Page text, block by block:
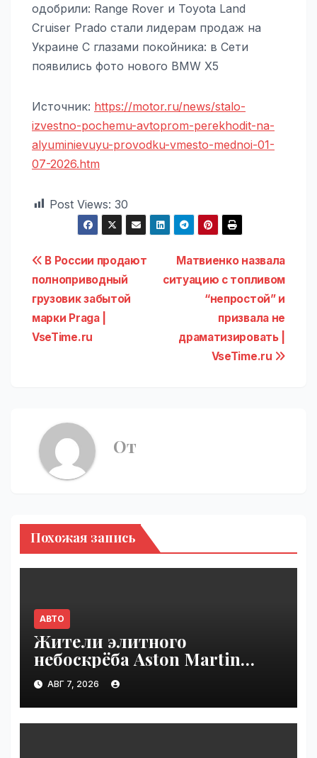
одобрили: Range Rover и Toyota Land
Cruiser Prado стали лидерам продаж на
Украине С глазами покойника: в Сети
появились фото нового BMW X5
Источник: https://motor.ru/news/stalo-
izvestno-pochemu-avtoprom-perekhodit-na-
alyuminievuyu-provodku-vmesto-mednoi-01-
07-2026.htm
Post Views: 30
Навигация
по
записям
Матвиенко назвала
ситуацию с топливом
“непростой” и
призвала не
драматизировать |
VseTime.ru
В России продают
полноприводный
грузовик забытой
марки Praga |
VseTime.ru
От
Похожая запись
АВТО
Жители элитного
небоскрёба Aston Martin
пожаловались на трещины
в стенах | VseTime.ru
АВГ 7, 2026